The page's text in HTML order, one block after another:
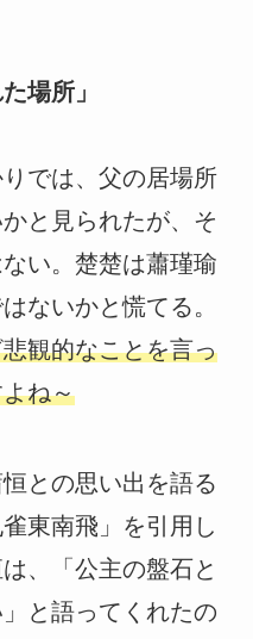
場所」
では、父の居場所
と見られたが、そ
い。楚楚は蕭瑾瑜
ないかと慌てる。
観的なことを言っ
ね～
との思い出を語る
東南飛」を引用し
、「公主の盤石と
と語ってくれたの